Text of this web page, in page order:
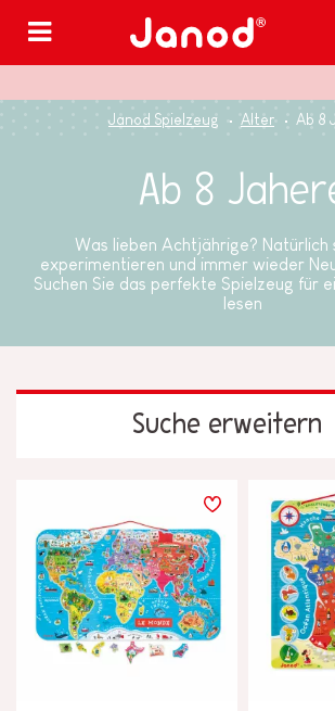
Janod Spielzeug Alter Ab 8
Ab 8
Was lieben Achtjährige? Natürlich
experimentieren und immer wieder
Suchen Sie das perfekte Spielzeug für
lesen
Suche erweitern
LERNEFFEKTE
Ausdenken, erfinden und
Bauen und entwerfen